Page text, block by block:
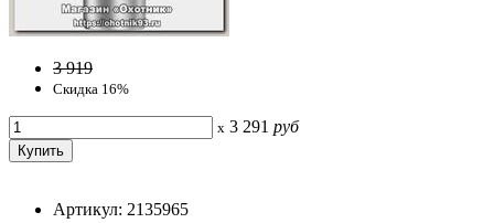
3 919
Скидка 16%
x 3 291 руб
Артикул: 2135965